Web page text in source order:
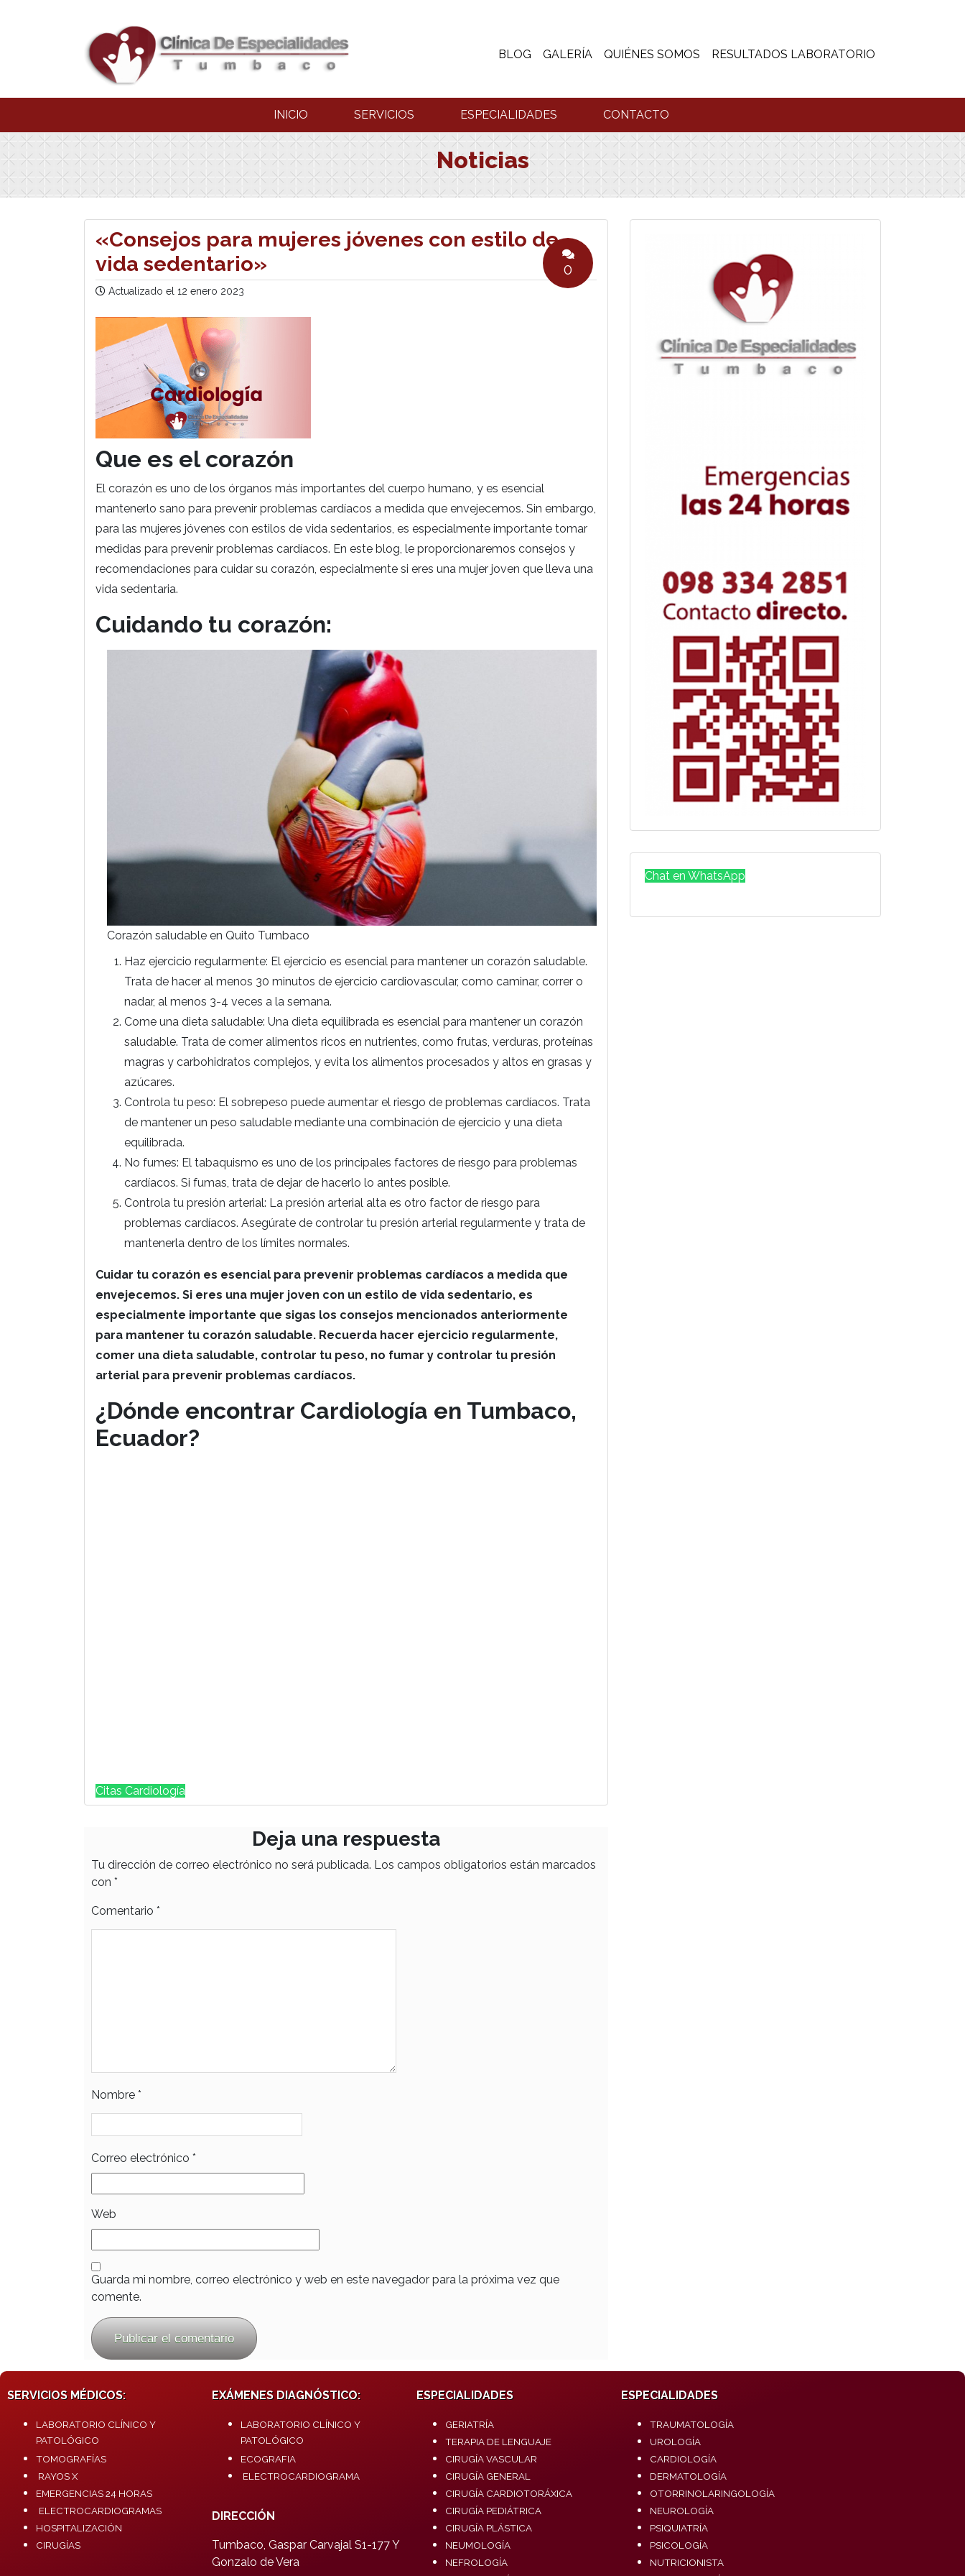
BLOG GALERÍA QUIÉNES SOMOS RESULTADOS LABORATORIO
INICIO SERVICIOS ESPECIALIDADES CONTACTO
Noticias
«Consejos para mujeres jóvenes con estilo de
vida sedentario»
Actualizado el 12 enero 2023
0
Que es el corazón
El corazón es uno de los órganos más importantes del cuerpo humano, y es esencial
mantenerlo sano para prevenir problemas cardíacos a medida que envejecemos. Sin embargo,
para las mujeres jóvenes con estilos de vida sedentarios, es especialmente importante tomar
medidas para prevenir problemas cardíacos. En este blog, le proporcionaremos consejos y
recomendaciones para cuidar su corazón, especialmente si eres una mujer joven que lleva una
vida sedentaria.
Cuidando tu corazón:
Corazón saludable en Quito Tumbaco
Haz ejercicio regularmente: El ejercicio es esencial para mantener un corazón saludable.
Trata de hacer al menos 30 minutos de ejercicio cardiovascular, como caminar, correr o
nadar, al menos 3-4 veces a la semana.
Come una dieta saludable: Una dieta equilibrada es esencial para mantener un corazón
saludable. Trata de comer alimentos ricos en nutrientes, como frutas, verduras, proteínas
magras y carbohidratos complejos, y evita los alimentos procesados y altos en grasas y
azúcares.
Controla tu peso: El sobrepeso puede aumentar el riesgo de problemas cardíacos. Trata
de mantener un peso saludable mediante una combinación de ejercicio y una dieta
equilibrada.
No fumes: El tabaquismo es uno de los principales factores de riesgo para problemas
cardíacos. Si fumas, trata de dejar de hacerlo lo antes posible.
Controla tu presión arterial: La presión arterial alta es otro factor de riesgo para
problemas cardíacos. Asegúrate de controlar tu presión arterial regularmente y trata de
mantenerla dentro de los límites normales.
Cuidar tu corazón es esencial para prevenir problemas cardíacos a medida que
envejecemos. Si eres una mujer joven con un estilo de vida sedentario, es
especialmente importante que sigas los consejos mencionados anteriormente
para mantener tu corazón saludable. Recuerda hacer ejercicio regularmente,
comer una dieta saludable, controlar tu peso, no fumar y controlar tu presión
arterial para prevenir problemas cardíacos.
¿Dónde encontrar Cardiología en Tumbaco,
Ecuador?
Citas Cardiología
Deja una respuesta
Tu dirección de correo electrónico no será publicada. Los campos obligatorios están marcados
con *
Comentario *
Nombre *
Correo electrónico *
Web
Guarda mi nombre, correo electrónico y web en este navegador para la próxima vez que
comente.
Chat en WhatsApp
SERVICIOS MÉDICOS:
LABORATORIO CLÍNICO Y
PATOLÓGICO
TOMOGRAFÍAS
RAYOS X
EMERGENCIAS 24 HORAS
ELECTROCARDIOGRAMAS
HOSPITALIZACIÓN
CIRUGÍAS
EXÁMENES DIAGNÓSTICO:
LABORATORIO CLÍNICO Y
PATOLÓGICO
ECOGRAFIA
ELECTROCARDIOGRAMA
DIRECCIÓN
Tumbaco, Gaspar Carvajal S1-177 Y
Gonzalo de Vera
ESPECIALIDADES
GERIATRÍA
TERAPIA DE LENGUAJE
CIRUGÍA VASCULAR
CIRUGÍA GENERAL
CIRUGÍA CARDIOTORÁXICA
CIRUGÍA PEDIÁTRICA
CIRUGÍA PLÁSTICA
NEUMOLOGÍA
NEFROLOGÍA
ESPECIALIDADES
TRAUMATOLOGÍA
UROLOGÍA
CARDIOLOGÍA
DERMATOLOGÍA
OTORRINOLARINGOLOGÍA
NEUROLOGÍA
PSIQUIATRÍA
PSICOLOGÍA
NUTRICIONISTA